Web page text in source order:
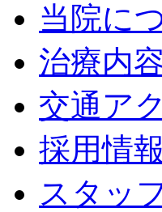
当院に
治療内
交通ア
採用情報
スタッ